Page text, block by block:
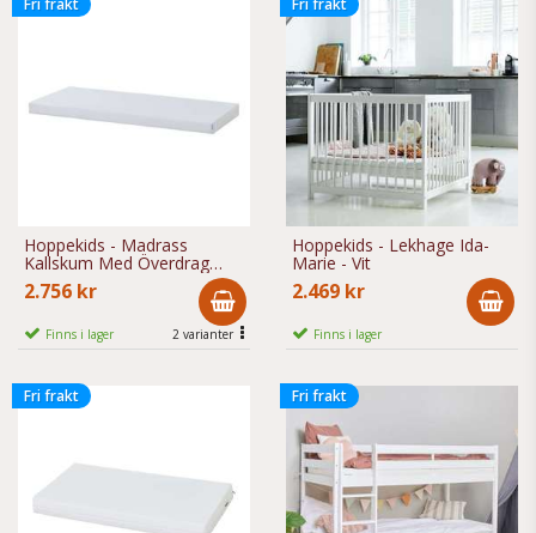
Fri frakt
Hoppekids - Madrass
Kallskum Med Överdrag
Höjd 9 Cm - Vit
2.756 kr
Finns i lager 2 varianter
Fri frakt
Hoppekids - Lekhage Ida-
Marie - Vit
2.469 kr
Finns i lager
Fri frakt Fri frakt